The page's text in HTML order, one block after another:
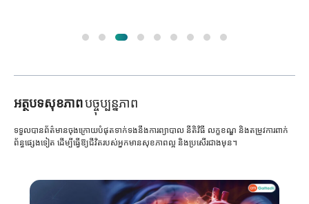
អត្ថបទសុខភាពបច្ចុប្បន្នភាព
ទទួលបានព័ត៌មានចុងក្រោយបំផុតទាក់ទងនឹងការព្យាបាល នីតិវិធី លក្ខខណ្ឌ និងតម្រូវការពាក់
ព័ន្ធផ្សេងទៀត ដើម្បីធ្វើឱ្យជីវិតរបស់អ្នកមានសុខភាពល្អ និងប្រសើរជាងមុន។